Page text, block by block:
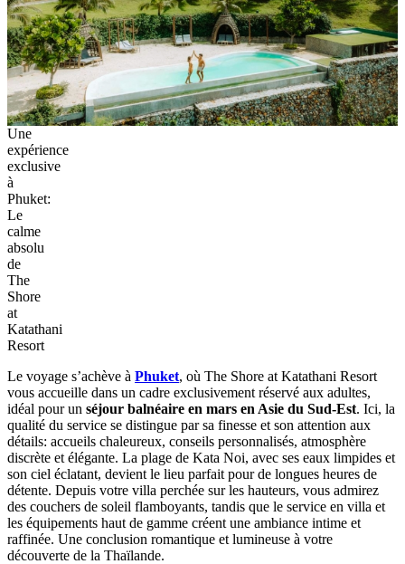
Une
expérience
exclusive
à
Phuket:
Le
calme
absolu
de
The
Shore
at
Katathani
Resort
Le voyage s’achève à Phuket, où The Shore at Katathani Resort
vous accueille dans un cadre exclusivement réservé aux adultes,
idéal pour un séjour balnéaire en mars en Asie du Sud-Est. Ici,‎ la
qualité du service se distingue par sa finesse et son attention aux
détails: accueils chaleureux, conseils personnalisés, atmosphère
discrète et élégante. La plage de Kata Noi, avec ses eaux limpides et
son ciel éclatant, devient le lieu parfait pour de longues heures de
détente. Depuis votre villa perchée sur les hauteurs, vous admirez
des couchers de soleil flamboyants, tandis que le service en villa et
les équipements haut de gamme créent une ambiance intime et
raffinée. Une conclusion romantique et lumineuse à votre
découverte de la Thaïlande.